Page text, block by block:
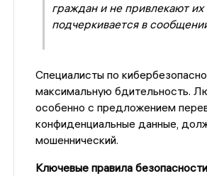
граждан и не привлекают
подчеркивается в
Специалисты по
максимальную бдительность.
особенно с предложением
конфиденциальные данные,
мошеннический.
Ключевые правила